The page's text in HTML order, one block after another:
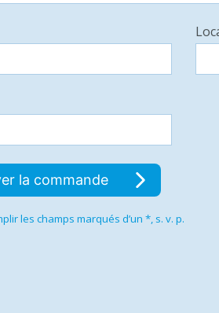
la commande
les champs marqués d’un *, s. v. p.